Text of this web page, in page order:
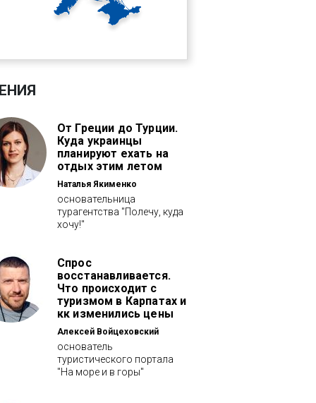
От Греции до Турции.
Куда украинцы
планируют ехать на
отдых этим летом
Наталья Якименко
основательница
турагентства "Полечу, куда
хочу!"
Спрос
восстанавливается.
Что происходит с
туризмом в Карпатах и
кк изменились цены
Алексей Войцеховский
основатель
туристического портала
"На море и в горы"